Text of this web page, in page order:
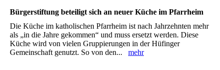
Bürgerstiftung beteiligt sich an neuer Küche im Pfarrheim ‎
Die Küche im katholischen Pfarrheim ist nach Jahrzehnten mehr
als „in die Jahre gekommen“ und muss ersetzt werden. Diese
Küche wird von vielen Gruppierungen in der Hüfinger
Gemeinschaft genutzt. So von den... mehr